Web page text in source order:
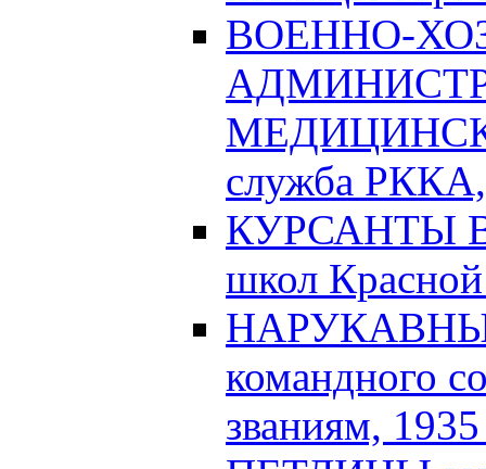
ВОЕННО-
служба РККА,
КУРСАНТЫ
школ
командного
званиям,